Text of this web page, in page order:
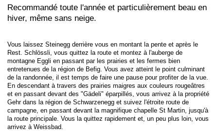
Recommandé toute l'année et particulièrement beau en
hiver, même sans neige.
Vous laissez Steinegg derrière vous en montant la pente et après le
Rest. Schlössli, vous quittez la route et montez à l'auberge de
montagne Eggli en passant par les prairies et les fermes bien
entretenues de la région de Befig. Vous avez atteint le point culminant
de la randonnée, il est temps de faire une pause pour profiter de la vue.
En descendant à travers des prairies maigres aux couleurs rougeâtres
et en passant devant des "Gädeli" éparpillés, vous arrivez à la propriété
Gehr dans la région de Schwarzenegg et suivez l'étroite route de
campagne, en passant devant la magnifique chapelle St Martin, jusqu'à
la route principale. Vous la quittez rapidement et, un peu plus loin, vous
arrivez à Weissbad.